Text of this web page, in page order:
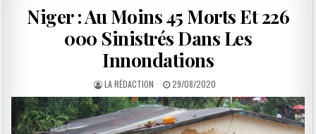
Niger : Au Moins 45 Morts Et 226
000 Sinistrés Dans Les
Innondations
LA RÉDACTION 29/08/2020